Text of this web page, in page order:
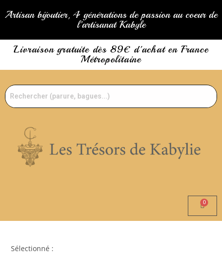
Artisan bijoutier, 4 générations de passion au coeur de
l'artisanat Kabyle
Livraison gratuite dès 89€ d'achat en France
Métropolitaine
Sélectionné :